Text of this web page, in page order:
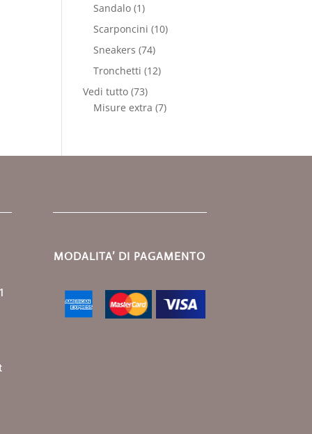
Sandalo 11
prodotto
Scarponcini 1010
Sneakers 7474
prodotti
Tronchetti 1212
Vedi tutto 7373
prodotti
Misure extra 77
MODALITA’ DI PAGAMENTO